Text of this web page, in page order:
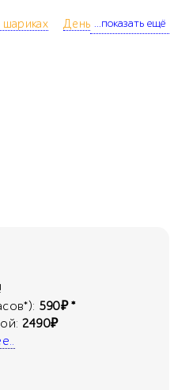
...показать ещё
День рождения День
590₽ *
2490₽